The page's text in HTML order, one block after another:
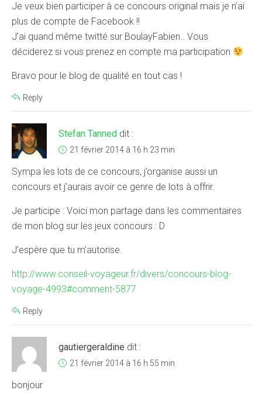
Je veux bien participer à ce concours original mais je n’ai
plus de compte de Facebook !!
J’ai quand même twitté sur BoulayFabien.. Vous
déciderez si vous prenez en compte ma participation
Bravo pour le blog de qualité en tout cas !
Reply
Stefan Tanned dit :
21 février 2014 à 16 h 23 min
Sympa les lots de ce concours, j’organise aussi un
concours et j’aurais avoir ce genre de lots à offrir.
Je participe : Voici mon partage dans les commentaires
de mon blog sur les jeux concours : D
J’espère que tu m’autorise.
http://www.conseil-voyageur.fr/divers/concours-blog-
voyage-4993#comment-5877
Reply
gautiergeraldine dit :
21 février 2014 à 16 h 55 min
bonjour